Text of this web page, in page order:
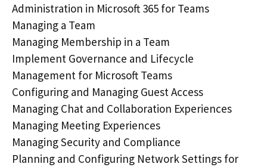
Administration in Microsoft 365 for Teams
Managing a Team
Managing Membership in a Team
Implement Governance and Lifecycle
Management for Microsoft Teams
Configuring and Managing Guest Access
Managing Chat and Collaboration Experiences
Managing Meeting Experiences
Managing Security and Compliance
Planning and Configuring Network Settings for